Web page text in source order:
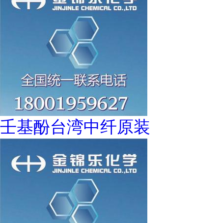
壬基酚台湾中纤原装